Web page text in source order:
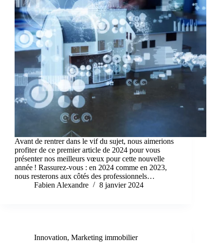
Avant de rentrer dans le vif du sujet, nous aimerions
profiter de ce premier article de 2024 pour vous
présenter nos meilleurs vœux pour cette nouvelle
année ! Rassurez-vous : en 2024 comme en 2023,
nous resterons aux côtés des professionnels…
Fabien Alexandre
8 janvier 2024
Innovation, Marketing immobilier